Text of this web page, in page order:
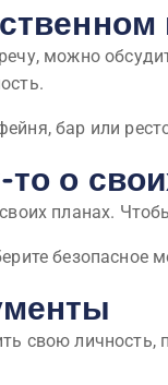
можно
бар или
о
планах.
безопасное
свою